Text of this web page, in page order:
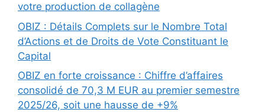
votre production de collagène
OBIZ : Détails Complets sur le Nombre Total
d’Actions et de Droits de Vote Constituant le
Capital
OBIZ en forte croissance : Chiffre d’affaires
consolidé de 70,3 M EUR au premier semestre
2025/26, soit une hausse de +9%